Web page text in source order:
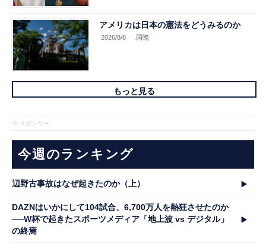
アメリカは日本の憲法をどうみるのか
2026/8/8 .国際
もっと見る
※ スポンサー
今週のランキング
辺野古事故はなぜ起きたのか（上）
DAZNはいかにして104試合、6,700万人を熱狂させたのか
──W杯で起きたスポーツメディア「地上波 vs デジタル」
の終焉